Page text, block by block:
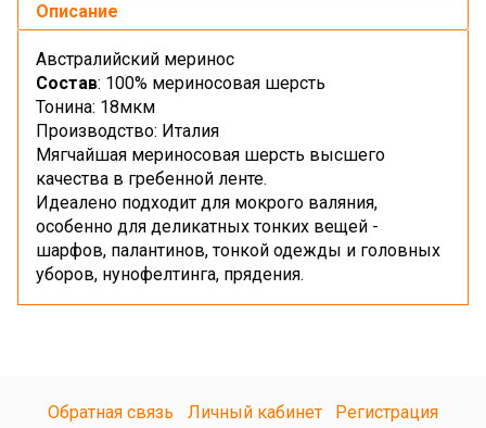
Описание
Австралийский меринос
Состав: 100% мериносовая шерсть
Тонина: 18мкм
Производство: Италия
Мягчайшая мериносовая шерсть высшего
качества в гребенной ленте.
Идеалено подходит для мокрого валяния,
особенно для деликатных тонких вещей -
шарфов, палантинов, тонкой одежды и головных
уборов, нунофелтинга, прядения.
Обратная связь Личный кабинет Регистрация